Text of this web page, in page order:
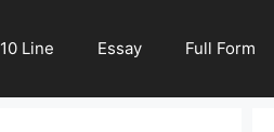
10 Line Essay Full Form